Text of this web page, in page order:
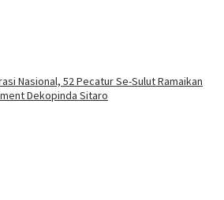
Nasional, 52 Pecatur Se-Sulut Ramaikan
Dekopinda Sitaro